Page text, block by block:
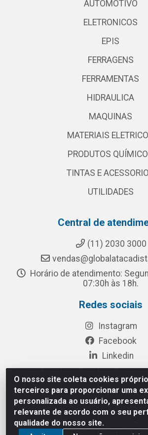
O nosso site coleta cookies
terceiros para proporcionar uma
personalizada ao usuário,
relevante de acordo com o seu
qualidade do nosso site.
AUTOMOTIVO
ELETRONICOS
EPIS
FERRAGENS
FERRAMENTAS
HIDRAULICA
MAQUINAS
MATERIAIS
PRODUTOS
TINTAS E
UTILIDADES
Central de
(11) 2030 3000
Horário de atendimento:
07:30h às 18h.
Redes sociais
Instagram
Facebook
Linkedin
Rua Chipuê, 117 - S. Miguel Paulista
08010-260- CNPJ: 03.010.739/